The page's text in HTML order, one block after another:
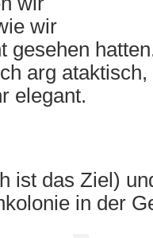
wir
gesehen
arg
elegant.
ist das Ziel)
in der